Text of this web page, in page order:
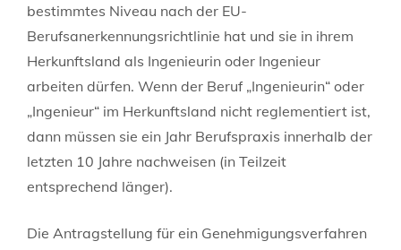
bestimmtes Niveau nach der EU-
Berufsanerkennungsrichtlinie hat und sie in ihrem
Herkunftsland als Ingenieurin oder Ingenieur
arbeiten dürfen. Wenn der Beruf „Ingenieurin“ oder
„Ingenieur“ im Herkunftsland nicht reglementiert ist,
dann müssen sie ein Jahr Berufspraxis innerhalb der
letzten 10 Jahre nachweisen (in Teilzeit
entsprechend länger).
Die Antragstellung für ein Genehmigungsverfahren